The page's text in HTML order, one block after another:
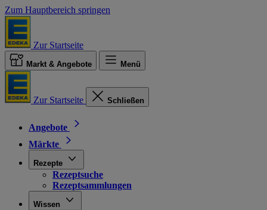
Zum Hauptbereich springen
Zur Startseite
Markt & Angebote Menü
Zur Startseite Schließen
Angebote
Märkte
Rezepte
Rezeptsuche
Rezeptsammlungen
Wissen